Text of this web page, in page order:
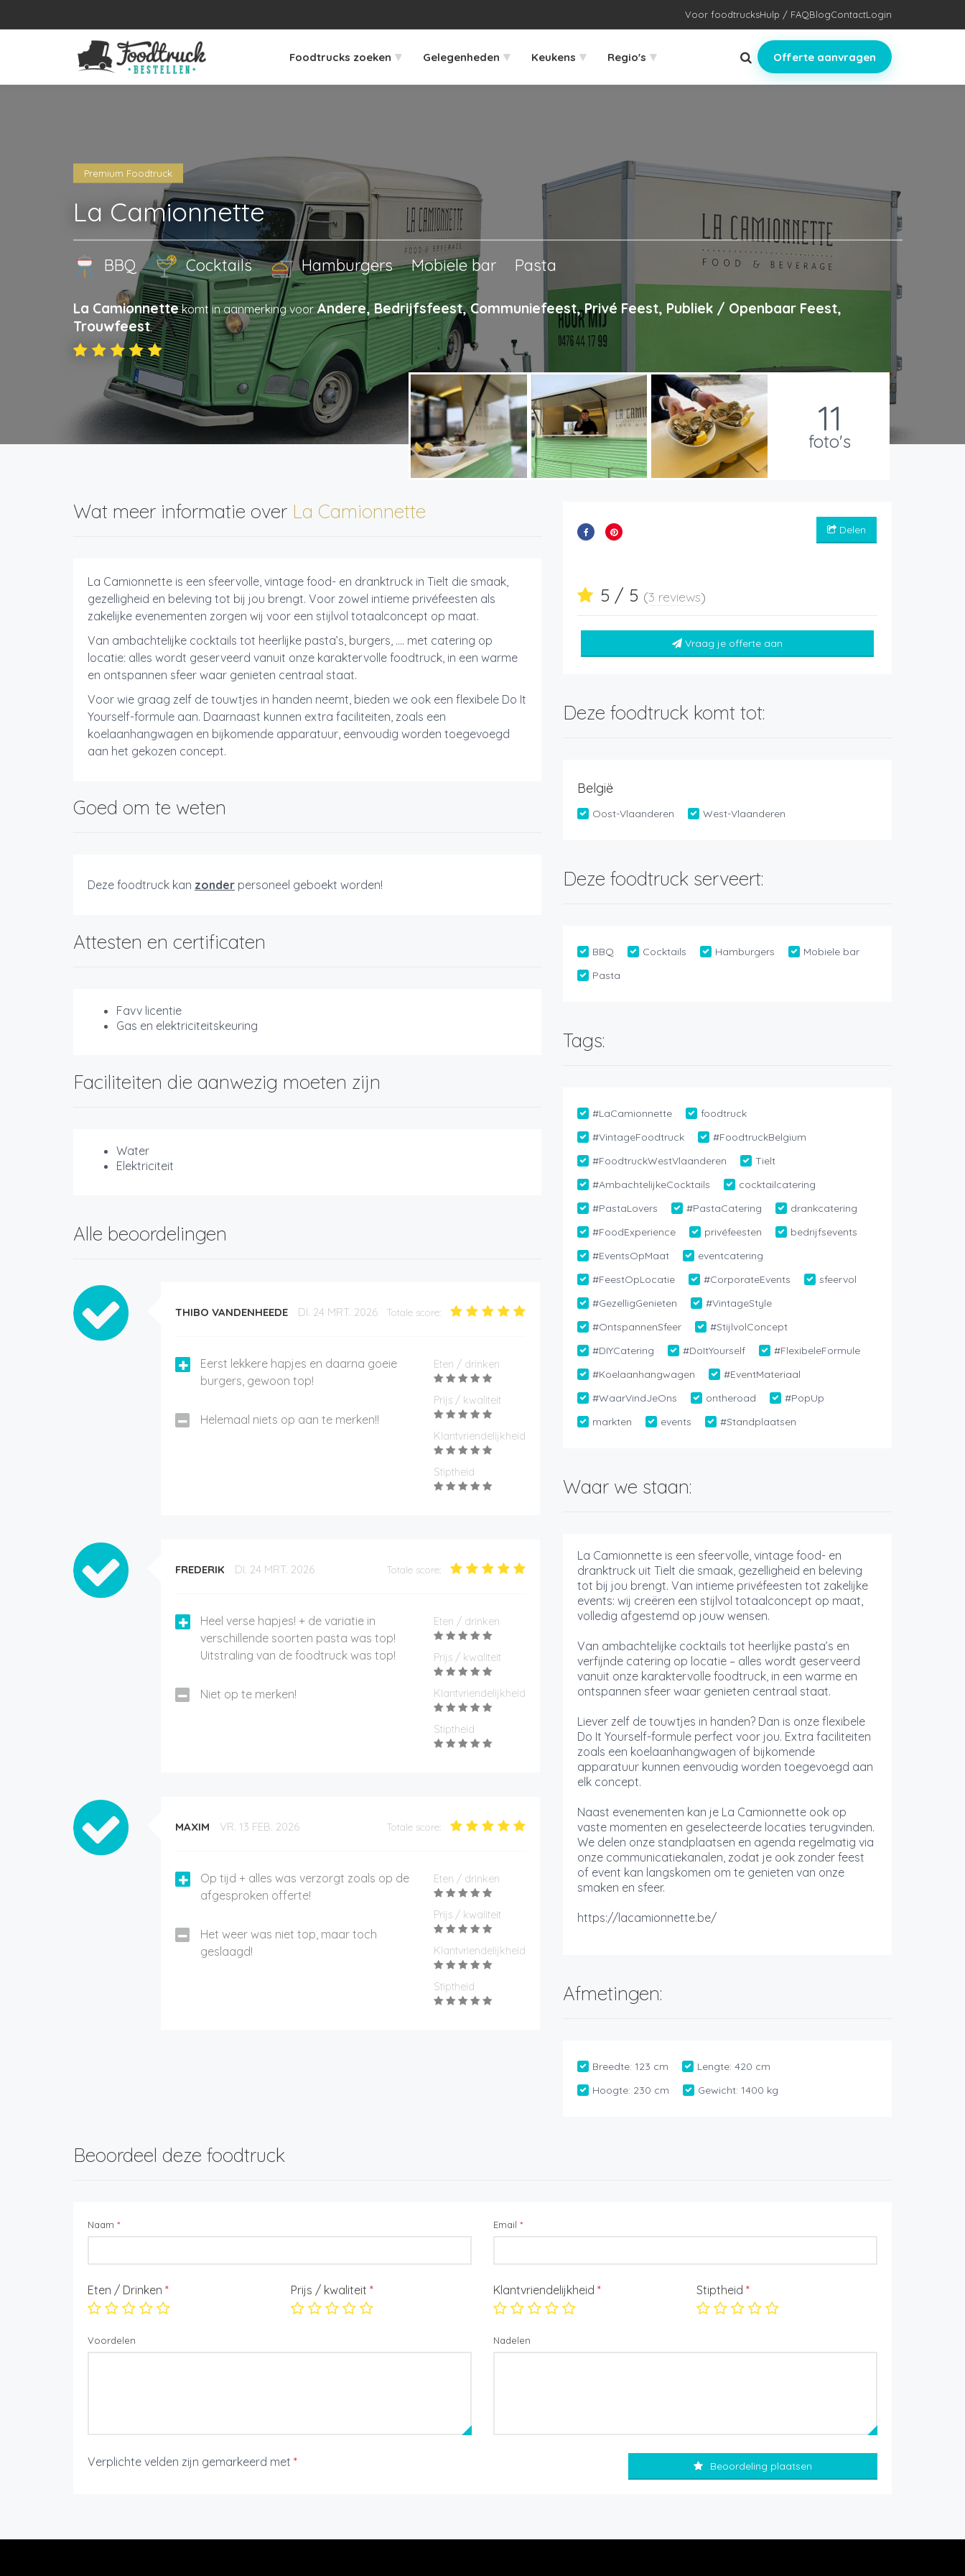
Voor foodtrucksHulp / FAQBlogContactLogin
Foodtrucks zoeken ▾ Gelegenheden ▾ Keukens ▾ Regio's ▾ Offerte aanvragen
Premium Foodtruck
La Camionnette
BBQ Cocktails Hamburgers Mobiele bar Pasta
La Camionnettekomt in aanmerking voor Andere, Bedrijfsfeest, Communiefeest, Privé Feest, Publiek / Openbaar Feest,
Trouwfeest.
11
foto's
Wat meer informatie over La Camionnette
La Camionnette is een sfeervolle, vintage food- en dranktruck in Tielt die smaak,
gezelligheid en beleving tot bij jou brengt. Voor zowel intieme privéfeesten als
zakelijke evenementen zorgen wij voor een stijlvol totaalconcept op maat.
Van ambachtelijke cocktails tot heerlijke pasta’s, burgers, .... met catering op
locatie: alles wordt geserveerd vanuit onze karaktervolle foodtruck, in een warme
en ontspannen sfeer waar genieten centraal staat.
Voor wie graag zelf de touwtjes in handen neemt, bieden we ook een flexibele Do It
Yourself-formule aan. Daarnaast kunnen extra faciliteiten, zoals een
koelaanhangwagen en bijkomende apparatuur, eenvoudig worden toegevoegd
aan het gekozen concept.
Goed om te weten
Deze foodtruck kan zonder personeel geboekt worden!
Attesten en certificaten
Favv licentie
Gas en elektriciteitskeuring
Faciliteiten die aanwezig moeten zijn
Water
Elektriciteit
Alle beoordelingen
THIBO VANDENHEEDE DI. 24 MRT. 2026 Totale score:
Eerst lekkere hapjes en daarna goeie
burgers, gewoon top!
Helemaal niets op aan te merken!!
Eten / drinken
Prijs / kwaliteit
Klantvriendelijkheid
Stiptheid
FREDERIK DI. 24 MRT. 2026 Totale score:
Heel verse hapjes! + de variatie in
verschillende soorten pasta was top!
Uitstraling van de foodtruck was top!
Niet op te merken!
Eten / drinken
Prijs / kwaliteit
Klantvriendelijkheid
Stiptheid
MAXIM VR. 13 FEB. 2026 Totale score:
Op tijd + alles was verzorgt zoals op de
afgesproken offerte!
Het weer was niet top, maar toch
geslaagd!
Eten / drinken
Prijs / kwaliteit
Klantvriendelijkheid
Stiptheid
Delen
5 / 5 (3 reviews)
Vraag je offerte aan
Deze foodtruck komt tot:
België
Oost-Vlaanderen West-Vlaanderen
Deze foodtruck serveert:
BBQ Cocktails Hamburgers
Mobiele bar
Pasta
Tags:
#LaCamionnette
foodtruck
#VintageFoodtruck
#FoodtruckBelgium
#FoodtruckWestVlaanderen
Tielt
#AmbachtelijkeCocktails
cocktailcatering
#PastaLovers
#PastaCatering
drankcatering
#FoodExperience
privéfeesten
bedrijfsevents
#EventsOpMaat
eventcatering
#FeestOpLocatie
#CorporateEvents
sfeervol
#GezelligGenieten
#VintageStyle
#OntspannenSfeer
#StijlvolConcept
#DIYCatering
#DoItYourself
#FlexibeleFormule
#Koelaanhangwagen
#EventMateriaal
#WaarVindJeOns
ontheroad
#PopUp
markten
events #Standplaatsen
Waar we staan:
La Camionnette is een sfeervolle, vintage food- en
dranktruck uit Tielt die smaak, gezelligheid en beleving
tot bij jou brengt. Van intieme privéfeesten tot zakelijke
events: wij creëren een stijlvol totaalconcept op maat,
volledig afgestemd op jouw wensen.
Van ambachtelijke cocktails tot heerlijke pasta’s en
verfijnde catering op locatie – alles wordt geserveerd
vanuit onze karaktervolle foodtruck, in een warme en
ontspannen sfeer waar genieten centraal staat.
Liever zelf de touwtjes in handen? Dan is onze flexibele
Do It Yourself-formule perfect voor jou. Extra faciliteiten
zoals een koelaanhangwagen of bijkomende
apparatuur kunnen eenvoudig worden toegevoegd aan
elk concept.
Naast evenementen kan je La Camionnette ook op
vaste momenten en geselecteerde locaties terugvinden.
We delen onze standplaatsen en agenda regelmatig via
onze communicatiekanalen, zodat je ook zonder feest
of event kan langskomen om te genieten van onze
smaken en sfeer.
https://lacamionnette.be/
Afmetingen:
Breedte: 123 cm Lengte: 420 cm
Hoogte: 230 cm Gewicht: 1400 kg
Beoordeel deze foodtruck
Naam * Email *
Eten / Drinken * Prijs / kwaliteit * Klantvriendelijkheid * Stiptheid *
Voordelen Nadelen
Verplichte velden zijn gemarkeerd met * Beoordeling plaatsen